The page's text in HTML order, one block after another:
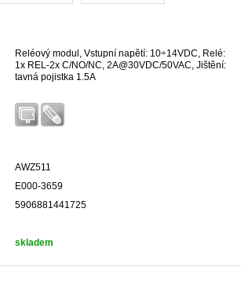
Reléový modul, Vstupní napětí: 10÷14VDC, Relé:
1x REL-2x C/NO/NC, 2A@30VDC/50VAC, Jištění:
tavná pojistka 1.5A
AWZ511
E000-3659
5906881441725
skladem